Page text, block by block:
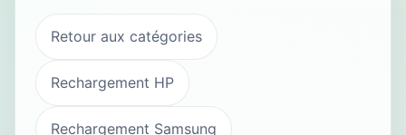
Retour aux catégories
Rechargement HP
Rechargement Samsung